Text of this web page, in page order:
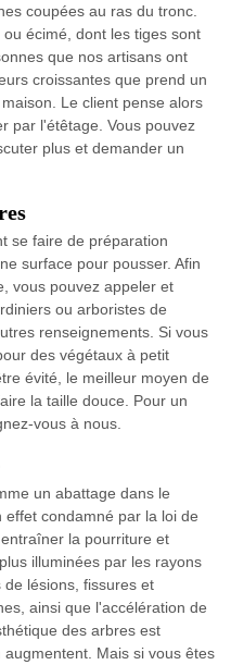
coupées au ras du tronc.
écimé, dont les tiges sont
que nos artisans ont
croissantes que prend un
Le client pense alors
par l'étêtage. Vous pouvez
plus et demander un
se faire de préparation
surface pour pousser. Afin
vous pouvez appeler et
ou arboristes de
renseignements. Si vous
des végétaux à petit
évité, le meilleur moyen de
la taille douce. Pour un
vous à nous.
un abattage dans le
condamné par la loi de
entraîner la pourriture et
illuminées par les rayons
lésions, fissures et
ainsi que l'accélération de
des arbres est
augmentent. Mais si vous êtes